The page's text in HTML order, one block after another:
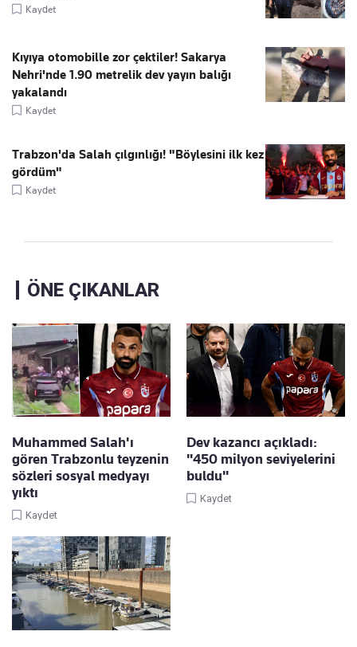
Kaydet
Kıyıya otomobille zor çektiler! Sakarya
Nehri'nde 1.90 metrelik dev yayın balığı
yakalandı
Kaydet
Trabzon'da Salah çılgınlığı! "Böylesini ilk kez
gördüm"
Kaydet
ÖNE ÇIKANLAR
Muhammed Salah'ı
gören Trabzonlu teyzenin
sözleri sosyal medyayı
yıktı
Kaydet
Dev kazancı açıkladı:
"450 milyon seviyelerini
buldu"
Kaydet